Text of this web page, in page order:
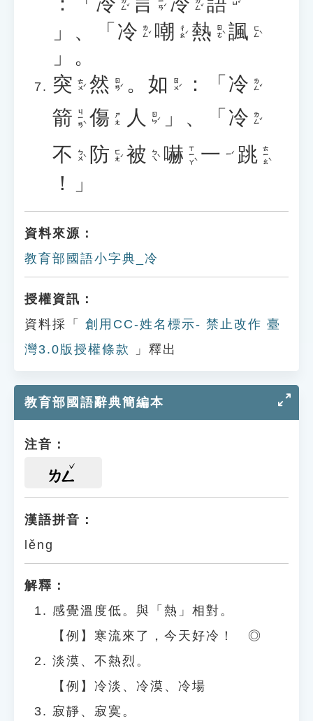
ㄌㄥˇ ㄧㄢˊ ㄌㄥˇ ㄩˇ
」、「 冷 ㄌㄥˇ 嘲 ㄔㄠˊ 熱 ㄖㄜˋ 諷 ㄈㄥˋ
」。
突 ㄊㄨˊ 然 ㄖㄢˊ 。 如 ㄖㄨˊ ：「 冷 ㄌㄥˇ
箭 ㄐㄧㄢˋ 傷 ㄕㄤ 人 ㄖㄣˊ 」、「 冷 ㄌㄥˇ
不 ㄅㄨˋ 防 ㄈㄤˊ 被 ㄅㄟˋ 嚇 ㄒㄧㄚˋ 一 ㄧˊ 跳 ㄊㄧㄠˋ
！」
資料來源：
教育部國語小字典_冷
授權資訊：
資料採「
創用CC-姓名標示- 禁止改作 臺
灣3.0版授權條款
」釋出
教育部國語辭典簡編本
注音：
ㄌㄥ
漢語拼音：
lěng
解釋：
感覺溫度低。與「熱」相對。
【例】寒流來了，今天好冷！ ◎
淡漠、不熱烈。
【例】冷淡、冷漠、冷場
寂靜、寂寞。